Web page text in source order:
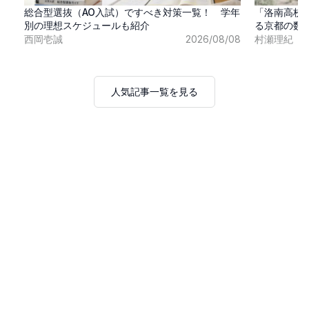
総合型選抜（AO入試）ですべき対策一覧！ 学年
別の理想スケジュールも紹介
西岡壱誠
2026/08/08
「洛南高
る京都の数
村瀬理紀
人気記事一覧を見る